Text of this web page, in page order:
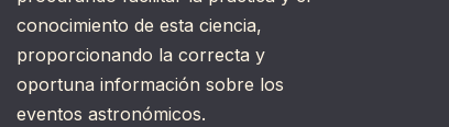
conocimiento de esta ciencia,
proporcionando la correcta y
oportuna información sobre los
eventos astronómicos.